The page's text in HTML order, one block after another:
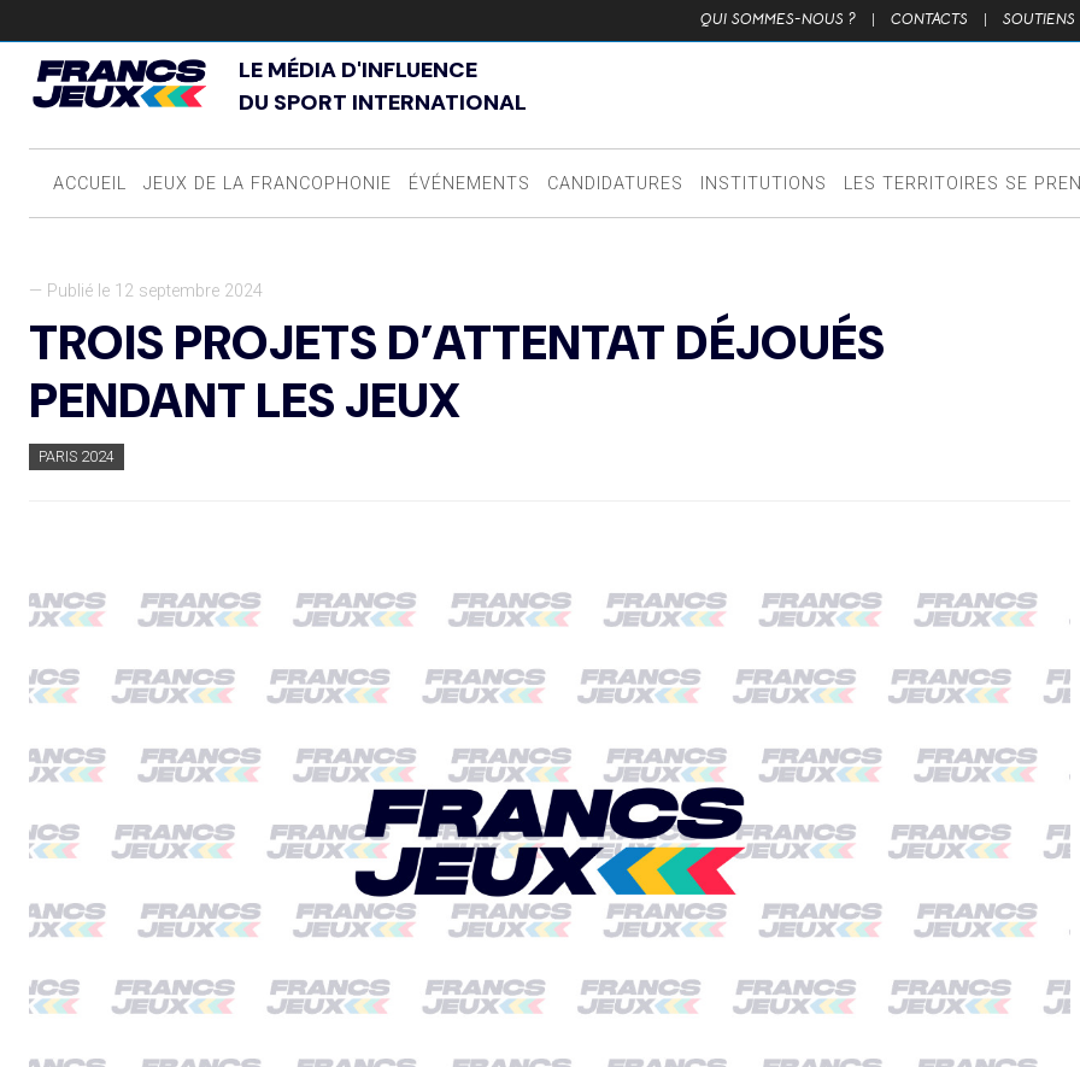
QUI SOMMES-NOUS ? | CONTACTS | SOUTIENS
LE MÉDIA D'INFLUENCE
DU SPORT INTERNATIONAL
ACCUEIL JEUX DE LA FRANCOPHONIE ÉVÉNEMENTS CANDIDATURES INSTITUTIONS LES TERRITOIRES SE
— Publié le 12 septembre 2024
TROIS PROJETS D’ATTENTAT DÉJOUÉS
PENDANT LES JEUX
PARIS 2024